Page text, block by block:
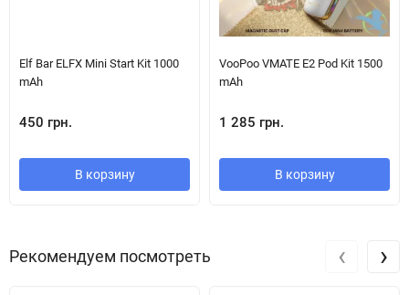
Переваги:
Нова система обдування MOBIUS
Два режими увімкнення
Компактний та потужний
Elf Bar ELFX Mini Start Kit 1000
mAh
450 грн.
В корзину
VooPoo VMATE E2 Pod Kit 1500
mAh
1 285 грн.
В корзину
Рекомендуем посмотреть ‹ ›